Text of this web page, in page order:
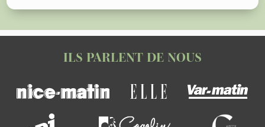
ILS PARLENT DE NOUS